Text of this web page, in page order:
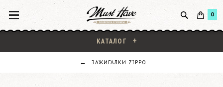
0
КАТАЛОГ
ЗАЖИГАЛКИ ZIPPO